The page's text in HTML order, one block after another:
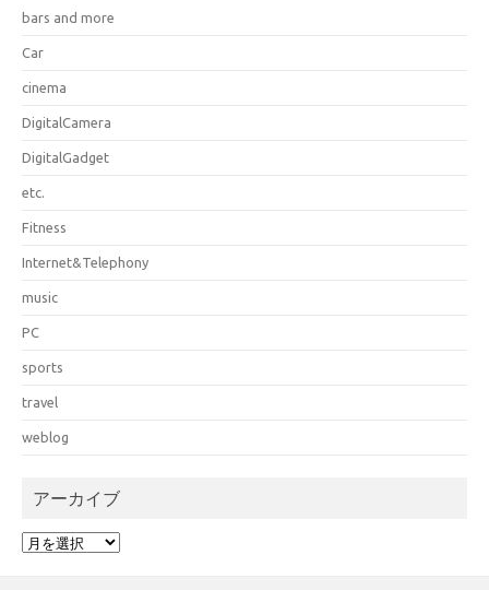
bars and more
Car
cinema
DigitalCamera
DigitalGadget
etc.
Fitness
Internet&Telephony
music
PC
sports
travel
weblog
アーカイブ
ア